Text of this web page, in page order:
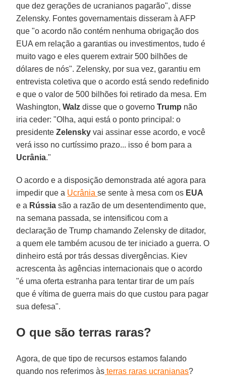
que dez gerações de ucranianos pagarão", disse
Zelensky. Fontes governamentais disseram à AFP
que "o acordo não contém nenhuma obrigação dos
EUA em relação a garantias ou investimentos, tudo é
muito vago e eles querem extrair 500 bilhões de
dólares de nós". Zelensky, por sua vez, garantiu em
entrevista coletiva que o acordo está sendo redefinido
e que o valor de 500 bilhões foi retirado da mesa. Em
Washington,Walz disse que o governoTrump não
iria ceder: "Olha, aqui está o ponto principal: o
presidenteZelensky vai assinar esse acordo, e você
verá isso no curtíssimo prazo... isso é bom para a
Ucrânia."
O acordo e a disposição demonstrada até agora para
impedir que a Ucrâniase sente à mesa com os EUA
e a Rússia são a razão de um desentendimento que,
na semana passada, se intensificou com a
declaração de Trump chamando Zelensky de ditador,
a quem ele também acusou de ter iniciado a guerra. O
dinheiro está por trás dessas divergências. Kiev
acrescenta às agências internacionais que o acordo
"é uma oferta estranha para tentar tirar de um país
que é vítima de guerra mais do que custou para pagar
sua defesa".
O que são terras raras?
Agora, de que tipo de recursos estamos falando
quando nos referimos às terras raras ucranianas?